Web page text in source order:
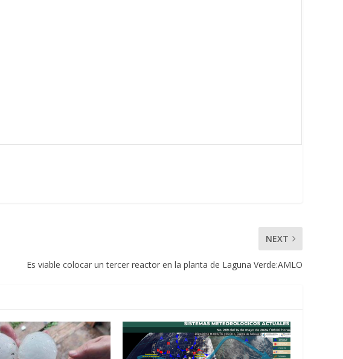
NEXT
Es viable colocar un tercer reactor en la planta de Laguna Verde:AMLO